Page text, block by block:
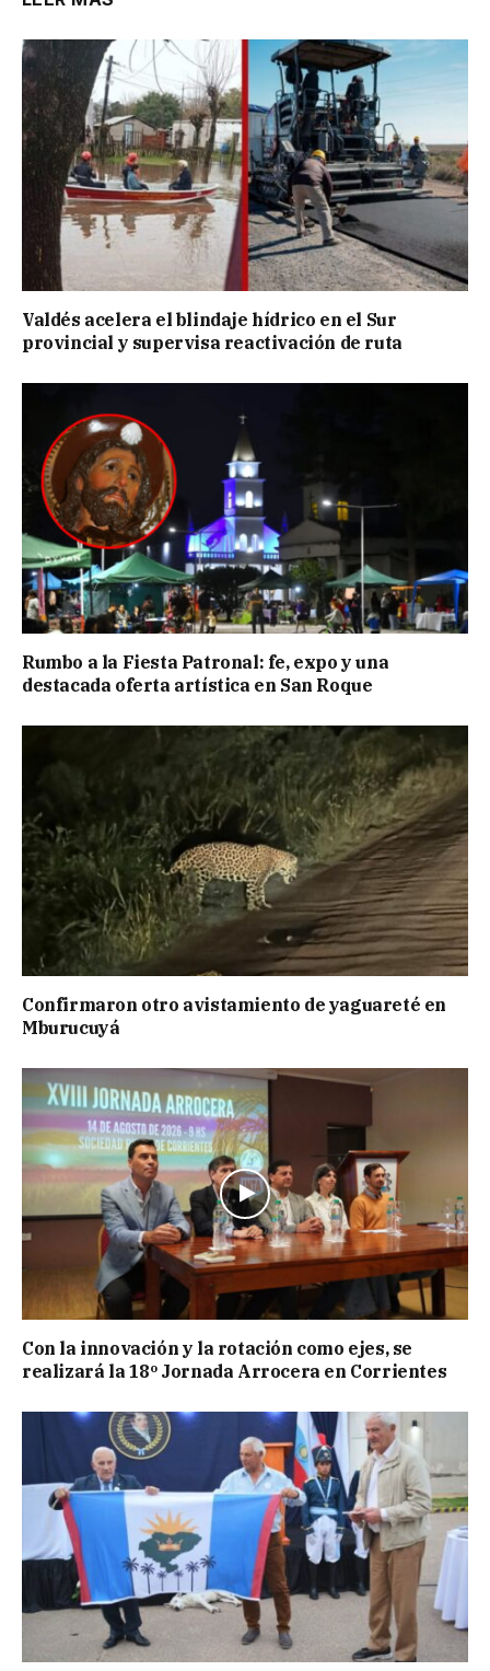
Valdés acelera el blindaje hídrico en el Sur
provincial y supervisa reactivación de ruta
Rumbo a la Fiesta Patronal: fe, expo y una
destacada oferta artística en San Roque
Confirmaron otro avistamiento de yaguareté en
Mburucuyá
Con la innovación y la rotación como ejes, se
realizará la 18º Jornada Arrocera en Corrientes